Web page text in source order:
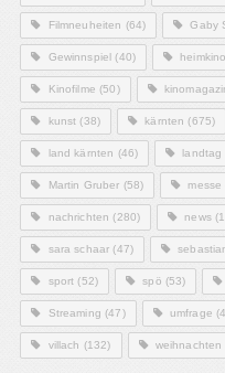
Filmneuheiten (64) Gaby
Gewinnspiel (40) heimkino
Kinofilme (50)
kunst (38) kärnten (675)
land kärnten (46) landtag
Martin Gruber (58) messe
nachrichten (280) news
sara schaar (47)
sport (52) spö (53)
Streaming (47) umfrage
villach (132) weihnachten